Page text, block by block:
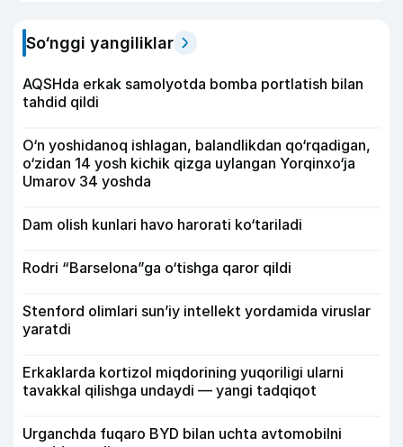
So‘nggi yangiliklar
AQSHda erkak samolyotda bomba portlatish bilan
tahdid qildi
O‘n yoshidanoq ishlagan, balandlikdan qo‘rqadigan,
o‘zidan 14 yosh kichik qizga uylangan Yorqinxo‘ja
Umarov 34 yoshda
Dam olish kunlari havo harorati ko‘tariladi
Rodri “Barselona”ga o‘tishga qaror qildi
Stenford olimlari sun’iy intellekt yordamida viruslar
yaratdi
Erkaklarda kortizol miqdorining yuqoriligi ularni
tavakkal qilishga undaydi — yangi tadqiqot
Urganchda fuqaro BYD bilan uchta avtomobilni